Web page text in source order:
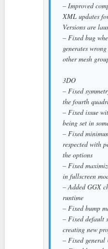
– Improved
XML updates
Versions are
– Fixed bug
generates
other mesh
3DO
– Fixed
the fourth
– Fixed issue
being set in
– Fixed
respected with
the options
– Fixed
in fullscreen
– Added GGX
runtime
– Fixed bump
– Fixed default
creating new
– Fixed